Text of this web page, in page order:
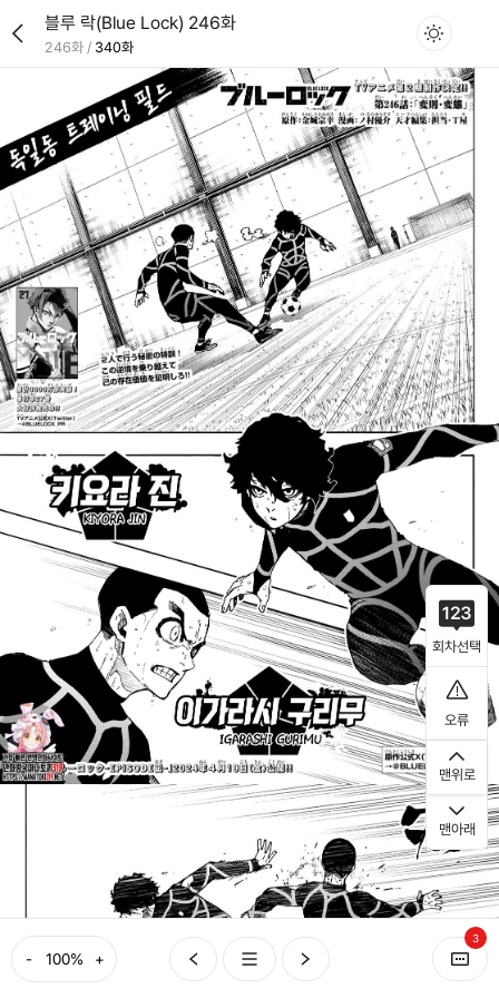
블루 락(Blue Lock) 246화
246화 / 340화
- +
3
회차선택
오류
맨위로
맨아래